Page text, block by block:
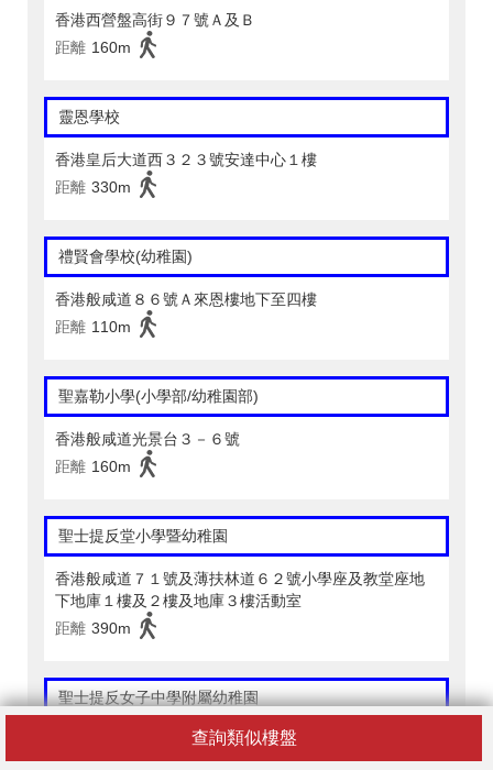
查詢類似樓盤
香港西營盤高街９７號Ａ及Ｂ
距離 160m
靈恩學校
香港皇后大道西３２３號安達中心１樓
距離 330m
禮賢會學校(幼稚園)
香港般咸道８６號Ａ來恩樓地下至四樓
距離 110m
聖嘉勒小學(小學部/幼稚園部)
香港般咸道光景台３－６號
距離 160m
聖士提反堂小學暨幼稚園
香港般咸道７１號及薄扶林道６２號小學座及教堂座地
下地庫１樓及２樓及地庫３樓活動室
距離 390m
聖士提反女子中學附屬幼稚園
香港中環柏道３３號地下部份車庫及一樓全層